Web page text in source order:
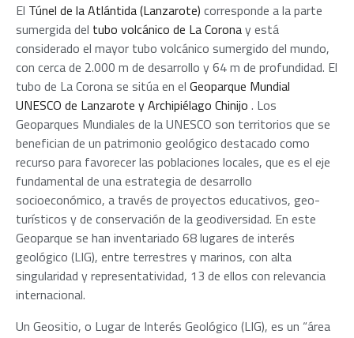
El Túnel de la Atlántida (Lanzarote) corresponde a la parte
sumergida del tubo volcánico de La Coronay está
considerado el mayor tubo volcánico sumergido del mundo,
con cerca de 2.000 m de desarrollo y 64 m de profundidad. El
tubo de La Corona se sitúa en el Geoparque Mundial
UNESCO de Lanzarote y Archipiélago Chinijo . Los
Geoparques Mundiales de la UNESCO son territorios que se
benefician de un patrimonio geológico destacado como
recurso para favorecer las poblaciones locales, que es el eje
fundamental de una estrategia de desarrollo
socioeconómico, a través de proyectos educativos, geo-
turísticos y de conservación de la geodiversidad. En este
Geoparque se han inventariado 68 lugares de interés
geológico (LIG), entre terrestres y marinos, con alta
singularidad y representatividad, 13 de ellos con relevancia
internacional.
Un Geositio, o Lugar de Interés Geológico (LIG), es un “área